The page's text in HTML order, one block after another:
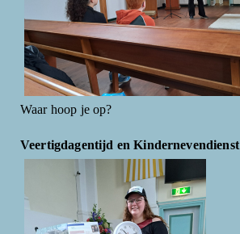
Waar hoop je op?
Veertigdagentijd en Kindernevendienst